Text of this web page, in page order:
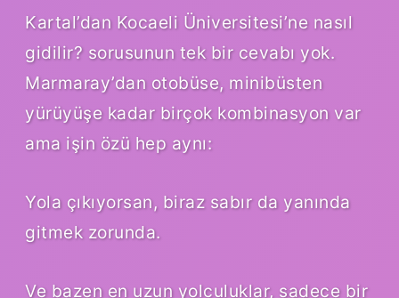
Kartal’dan Kocaeli Üniversitesi’ne nasıl
gidilir? sorusunun tek bir cevabı yok.
Marmaray’dan otobüse, minibüsten
yürüyüşe kadar birçok kombinasyon var
ama işin özü hep aynı:
Yola çıkıyorsan, biraz sabır da yanında
gitmek zorunda.
Ve bazen en uzun yolculuklar, sadece bir